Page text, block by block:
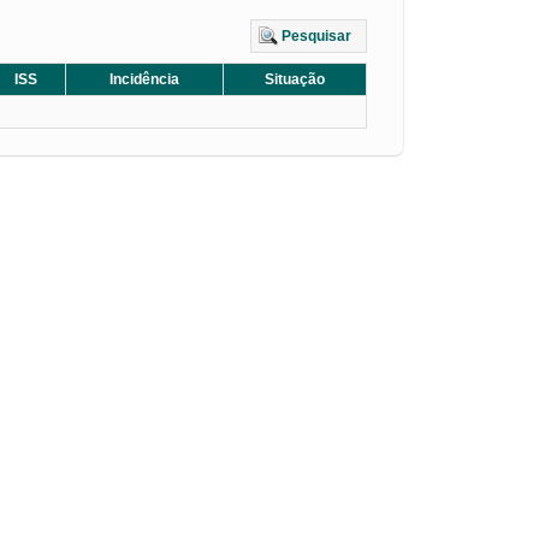
Pesquisar
ISS Incidência
Situação